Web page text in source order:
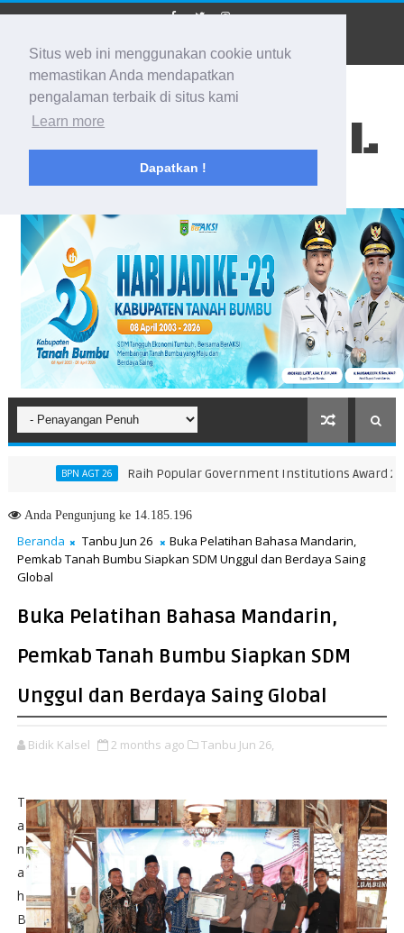
Situs web ini menggunakan cookie untuk
memastikan Anda mendapatkan
pengalaman terbaik di situs kami
Learn more
Dapatkan !
BIDIK KALSEL
Membidik Ke Segala Arah
BPN AGT 26 Raih Popular Government Institutions Award 2026,
AndaPengunjung ke 14.185.196
Beranda Tanbu Jun 26
Buka Pelatihan Bahasa Mandarin,
Pemkab Tanah Bumbu Siapkan SDM Unggul dan Berdaya Saing
Global
Buka Pelatihan Bahasa Mandarin,
Pemkab Tanah Bumbu Siapkan SDM
Unggul dan Berdaya Saing Global
Bidik Kalsel 2 months ago Tanbu Jun 26,
T
a
n
a
h
B